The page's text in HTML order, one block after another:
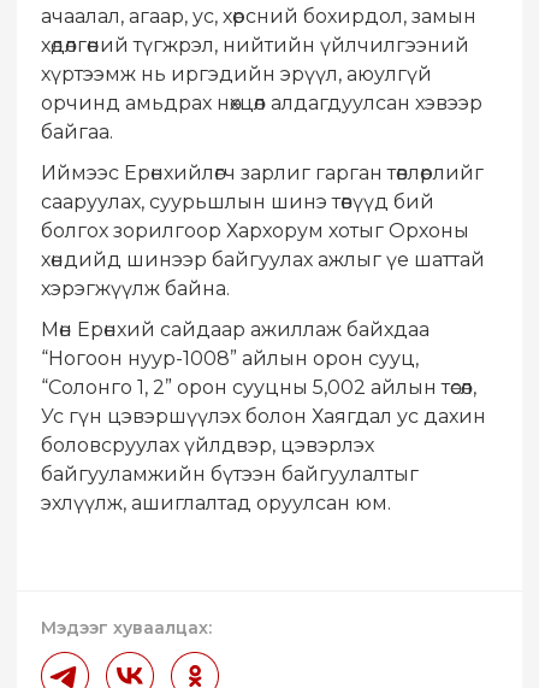
ачаалал, агаар, ус, хөрсний бохирдол, замын
хөдөлгөөний түгжрэл, нийтийн үйлчилгээний
хүртээмж нь иргэдийн эрүүл, аюулгүй
орчинд амьдрах нөхцөл алдагдуулсан хэвээр
байгаа.
Иймээс Ерөнхийлөгч зарлиг гарган төвлөрлийг
сааруулах, суурьшлын шинэ төвүүд бий
болгох зорилгоор Хархорум хотыг Орхоны
хөндийд шинээр байгуулах ажлыг үе шаттай
хэрэгжүүлж байна.
Мөн Ерөнхий сайдаар ажиллаж байхдаа
“Ногоон нуур-1008” айлын орон сууц,
“Солонго 1, 2” орон сууцны 5,002 айлын төсөл,
Ус гүн цэвэршүүлэх болон Хаягдал ус дахин
боловсруулах үйлдвэр, цэвэрлэх
байгууламжийн бүтээн байгуулалтыг
эхлүүлж, ашиглалтад оруулсан юм.
Мэдээг хуваалцах: